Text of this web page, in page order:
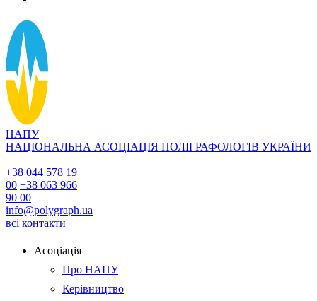
НАПУ
НАЦІОНАЛЬНА АСОЦІАЦІЯ ПОЛІГРАФОЛОГІВ УКРАЇНИ
+38 044 578 19
00 +38 063 966
90 00
info@polygraph.ua
всі контакти
Асоціація
Про НАПУ
Керівництво